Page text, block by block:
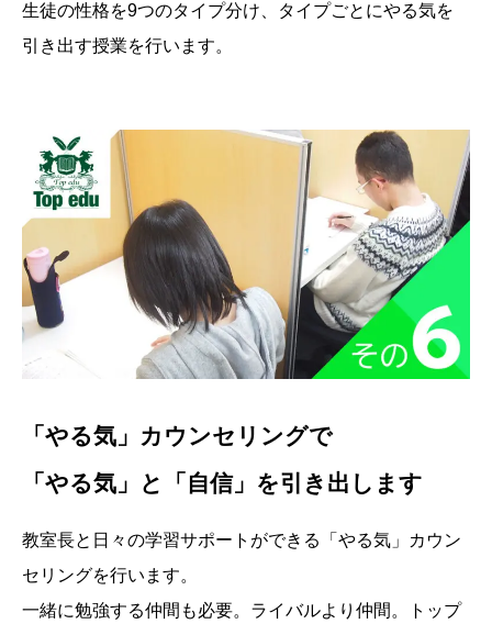
生徒の性格を9つのタイプ分け、タイプごとにやる気を
引き出す授業を行います。
「やる気」カウンセリングで
「やる気」と「自信」を引き出します
教室長と日々の学習サポートができる「やる気」カウン
セリングを行います。
一緒に勉強する仲間も必要。ライバルより仲間。トップ